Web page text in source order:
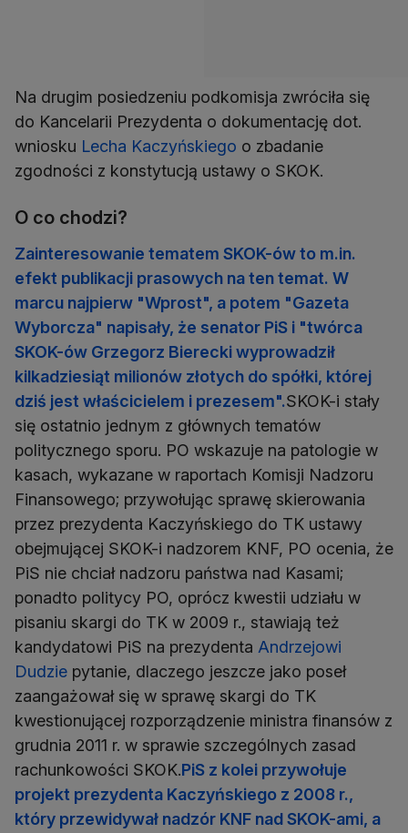
Na drugim posiedzeniu podkomisja zwróciła się
do Kancelarii Prezydenta o dokumentację dot.
wniosku Lecha Kaczyńskiego o zbadanie
zgodności z konstytucją ustawy o SKOK.
O co chodzi?
Zainteresowanie tematem SKOK-ów to m.in.
efekt publikacji prasowych na ten temat. W
marcu najpierw "Wprost", a potem "Gazeta
Wyborcza" napisały, że senator PiS i "twórca
SKOK-ów Grzegorz Bierecki wyprowadził
kilkadziesiąt milionów złotych do spółki, której
dziś jest właścicielem i prezesem".SKOK-i stały
się ostatnio jednym z głównych tematów
politycznego sporu. PO wskazuje na patologie w
kasach, wykazane w raportach Komisji Nadzoru
Finansowego; przywołując sprawę skierowania
przez prezydenta Kaczyńskiego do TK ustawy
obejmującej SKOK-i nadzorem KNF, PO ocenia, że
PiS nie chciał nadzoru państwa nad Kasami;
ponadto politycy PO, oprócz kwestii udziału w
pisaniu skargi do TK w 2009 r., stawiają też
kandydatowi PiS na prezydenta Andrzejowi
Dudzie pytanie, dlaczego jeszcze jako poseł
zaangażował się w sprawę skargi do TK
kwestionującej rozporządzenie ministra finansów z
grudnia 2011 r. w sprawie szczególnych zasad
rachunkowości SKOK.PiS z kolei przywołuje
projekt prezydenta Kaczyńskiego z 2008 r.,
który przewidywał nadzór KNF nad SKOK-ami, a